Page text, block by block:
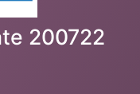
200722